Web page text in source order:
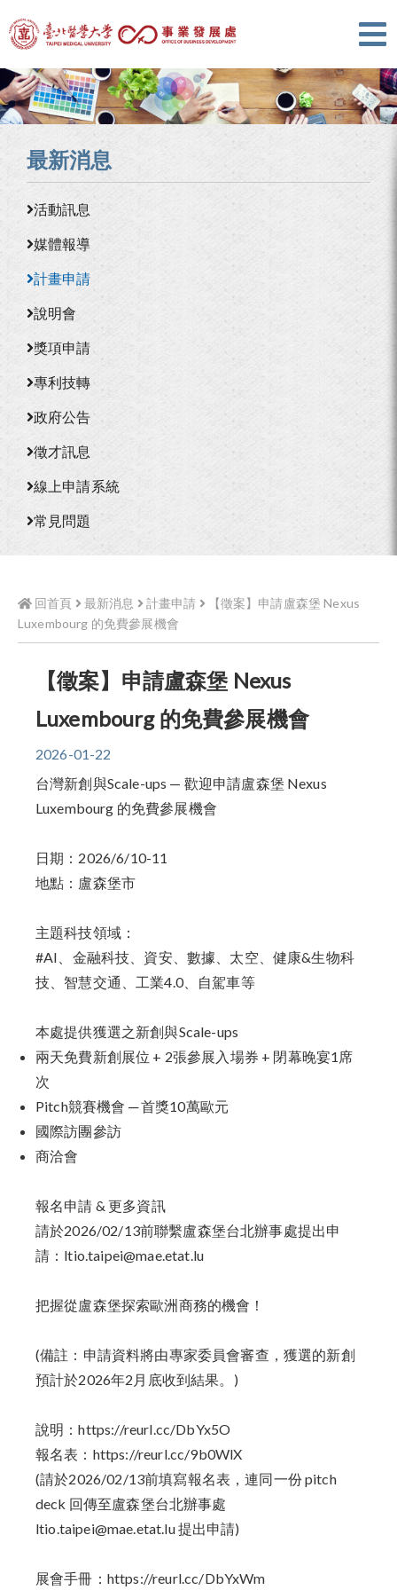
最新消息
活動訊息
媒體報導
計畫申請
說明會
獎項申請
專利技轉
政府公告
徵才訊息
線上申請系統
常見問題
回首頁 最新消息 計畫申請
【徵案】申請盧森堡 Nexus
Luxembourg 的免費參展機會
【徵案】申請盧森堡 Nexus
Luxembourg 的免費參展機會
2026-01-22
台灣新創與Scale-ups — 歡迎申請盧森堡 Nexus
Luxembourg 的免費參展機會
日期：2026/6/10-11
地點：盧森堡市
主題科技領域：
#AI、金融科技、資安、數據、太空、健康&生物科
技、智慧交通、工業4.0、自駕車等
本處提供獲選之新創與Scale-ups
兩天免費新創展位 + 2張參展入場券 + 閉幕晚宴1席
次
Pitch競賽機會 ─ 首獎10萬歐元
國際訪團參訪
商洽會
報名申請 & 更多資訊
請於2026/02/13前聯繫盧森堡台北辦事處提出申
請：ltio.taipei@mae.etat.lu
把握從盧森堡探索歐洲商務的機會！
(備註：申請資料將由專家委員會審查，獲選的新創
預計於2026年2月底收到結果。)
說明：https://reurl.cc/DbYx5O
報名表： https://reurl.cc/9b0WlX
(請於2026/02/13前填寫報名表，連同一份 pitch
deck 回傳至盧森堡台北辦事處
ltio.taipei@mae.etat.lu 提出申請)
展會手冊： https://reurl.cc/DbYxWm